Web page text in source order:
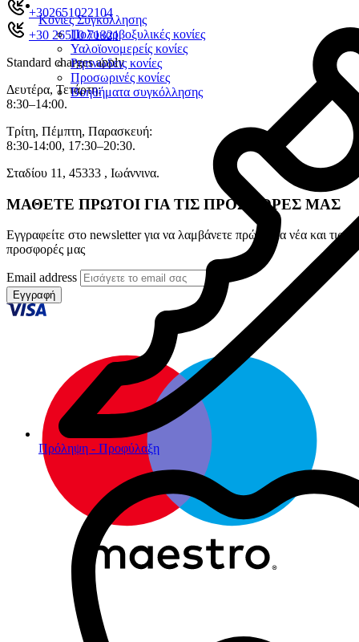
Κονίες Συγκόλλησης
Πολυκαρβοξυλικές κονίες
Υαλοϊονομερείς κονίες
Ρητινώδεις κονίες
Προσωρινές κονίες
Βοηθήματα συγκόλλησης
Πρόληψη - Προφύλαξη
+302651022104
+30 26510 71321
Standard charges apply
Δευτέρα, Τετάρτη:
8:30–14:00.
Τρίτη, Πέμπτη, Παρασκευή:
8:30-14:00, 17:30–20:30.
Σταδίου 11, 45333 , Ιωάννινα.
ΜΑΘΕΤΕ ΠΡΩΤΟΙ ΓΙΑ ΤΙΣ ΠΡΟΣΦΟΡΕΣ ΜΑΣ
Εγγραφείτε στο newsletter για να λαμβάνετε πρώτοι τα νέα και τις
προσφορές μας
Email address
Εγγραφή